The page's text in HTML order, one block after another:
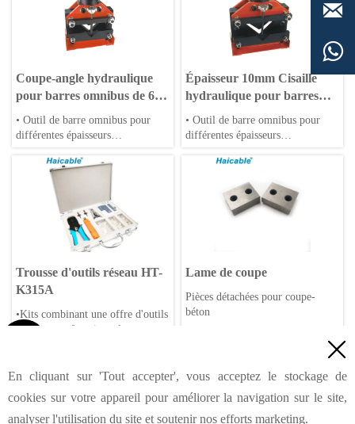
•Emballage de qualité
Coupe-angle hydraulique
pour barres omnibus de 6
mm CAC-60
• Outil de barre omnibus pour
différentes épaisseurs
Épaisseur 10mm Cisaille
hydraulique pour barres
omnibus et cornières CAC-
100
• Outil de barre omnibus pour
différentes épaisseurs
Trousse d'outils réseau HT-
K315A
•Kits combinant une offre d'outils
pratiques et fonctionnels
répondre à différents domaines
•Emballage de qualité
Lame de coupe
Pièces détachées pour coupe-
béton
Suivant

En cliquant sur 'Tout accepter', vous acceptez le stockage de
cookies sur votre appareil pour améliorer la navigation sur le site,
analyser l'utilisation du site et soutenir nos efforts marketing.

